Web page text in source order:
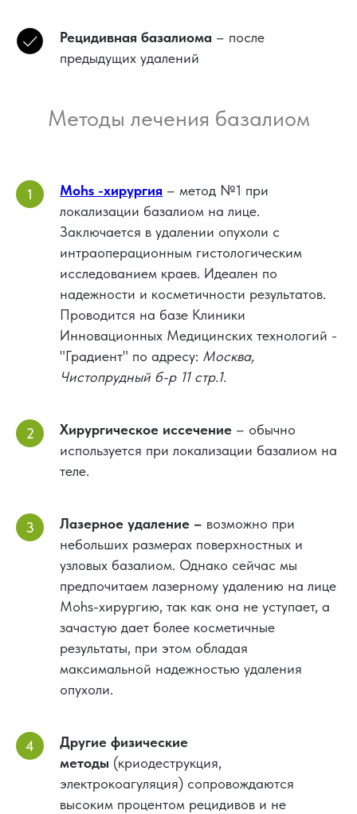
Рецидивная базалиома – после
предыдущих удалений
Методы лечения базалиом
Mohs -хирургия – метод №1 при
локализации базалиом на лице.
Заключается в удалении опухоли с
интраоперационным гистологическим
исследованием краев. Идеален по
надежности и косметичности результатов.
Проводится на базе Клиники
Инновационных Медицинских технологий -
"Градиент" по адресу: Москва,
Чистопрудный б-р 11 стр.1.
Хирургическое иссечение – обычно
используется при локализации базалиом на
теле.
Лазерное удаление – возможно при
небольших размерах поверхностных и
узловых базалиом. Однако сейчас мы
предпочитаем лазерному удалению на лице
Mohs-хирургию, так как она не уступает, а
зачастую дает более косметичные
результаты, при этом обладая
максимальной надежностью удаления
опухоли.
Другие физические
методы (криодеструкция,
электрокоагуляция) сопровождаются
высоким процентом рецидивов и не